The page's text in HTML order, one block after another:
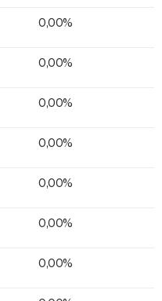
0,00%
0,00%
0,00%
0,00%
0,00%
0,00%
0,00%